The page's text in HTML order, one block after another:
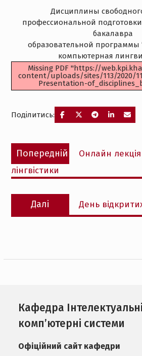
Дисциплины
профессиональной
бакалавра
образовательной программы
компьютерная
Missing PDF "https://
content/uploads/sites/113/2020/
Presentation-
Поділитись:
Навігація
записів
Попередній
Попередній
запис:
Онлайн
лінгвістики
Далі
Наступний
запис:
День
Кафедра Інтелектуальні
комп’ютерні системи
Офіційний сайт кафедри